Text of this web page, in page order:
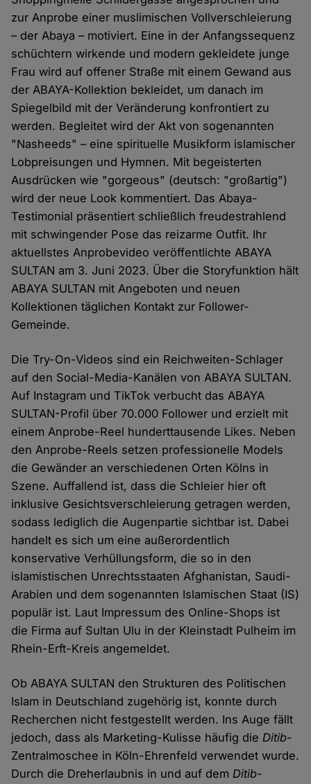
zur Anprobe einer muslimischen Vollverschleierung
– der Abaya – motiviert. Eine in der Anfangssequenz
schüchtern wirkende und modern gekleidete junge
Frau wird auf offener Straße mit einem Gewand aus
der ABAYA-Kollektion bekleidet, um danach im
Spiegelbild mit der Veränderung konfrontiert zu
werden. Begleitet wird der Akt von sogenannten
"Nasheeds" – eine spirituelle Musikform islamischer
Lobpreisungen und Hymnen. Mit begeisterten
Ausdrücken wie "gorgeous" (deutsch: "großartig")
wird der neue Look kommentiert. Das Abaya-
Testimonial präsentiert schließlich freudestrahlend
mit schwingender Pose das reizarme Outfit. Ihr
aktuellstes Anprobevideo veröffentlichte ABAYA
SULTAN am 3. Juni 2023. Über die Storyfunktion hält
ABAYA SULTAN mit Angeboten und neuen
Kollektionen täglichen Kontakt zur Follower-
Gemeinde.
Die Try-On-Videos sind ein Reichweiten-Schlager
auf den Social-Media-Kanälen von ABAYA SULTAN.
Auf Instagram und TikTok verbucht das ABAYA
SULTAN-Profil über 70.000 Follower und erzielt mit
einem Anprobe-Reel hunderttausende Likes. Neben
den Anprobe-Reels setzen professionelle Models
die Gewänder an verschiedenen Orten Kölns in
Szene. Auffallend ist, dass die Schleier hier oft
inklusive Gesichtsverschleierung getragen werden,
sodass lediglich die Augenpartie sichtbar ist. Dabei
handelt es sich um eine außerordentlich
konservative Verhüllungsform, die so in den
islamistischen Unrechtsstaaten Afghanistan, Saudi-
Arabien und dem sogenannten Islamischen Staat (IS)
populär ist. Laut Impressum des Online-Shops ist
die Firma auf Sultan Ulu in der Kleinstadt Pulheim im
Rhein-Erft-Kreis angemeldet.
Ob ABAYA SULTAN den Strukturen des Politischen
Islam in Deutschland zugehörig ist, konnte durch
Recherchen nicht festgestellt werden. Ins Auge fällt
jedoch, dass als Marketing-Kulisse häufig dieDitib-
Zentralmoschee in Köln-Ehrenfeld verwendet wurde.
Durch die Dreherlaubnis in und auf demDitib-